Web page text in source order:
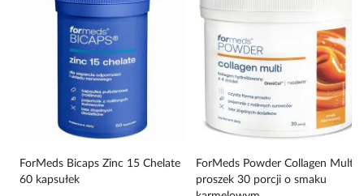
ForMeds Bicaps Zinc 15 Chelate
60 kapsułek
ForMeds Powder Collagen Multi
proszek 30 porcji o smaku